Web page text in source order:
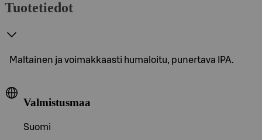
Tuotetiedot
Maltainen ja voimakkaasti humaloitu, punertava IPA.
Valmistusmaa
Suomi